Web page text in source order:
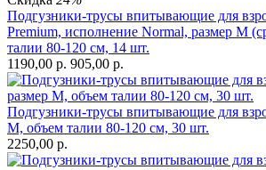
Подгузники-трусы впитывающие для
Premium, исполнение Normal, размер М
талии 80-120 см, 14 шт.
1190,00 р. 905,00 р.
Подгузники-трусы впитывающие для
M, объем талии 80-120 см, 30 шт.
2250,00 р.